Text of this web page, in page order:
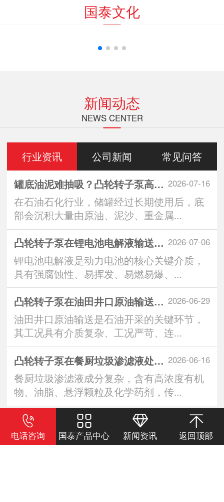
国泰文化
新闻动态
NEWS CENTER
行业资讯 公司新闻 常见问答
2026-07-16
罐底油泥难抽吸？凸轮转子泵高效清罐无残留
在石油石化行业，储罐经过长期使用后，底
部会沉积大量由原油、泥沙、重金属...
2026-07-06
凸轮转子泵在锂电池电解液输送中的技术优势与
锂电池电解液是动力电池的核心关键介质，
具有强腐蚀性、易挥发、易燃易爆、...
2026-06-29
凸轮转子泵在油田井口原油输送系统中的应用优
油田井口原油输送是石油开采的关键环节，
其工况具有介质复杂、工况严苛、连...
2026-06-16
凸轮转子泵在餐厨垃圾渗滤液处理中的突出表现
餐厨垃圾渗滤液成分复杂，含有高浓度有机
物、油脂、悬浮颗粒及化学药剂，传...
查看详情
电话咨询 国泰产品中心 新闻资讯 返回顶部